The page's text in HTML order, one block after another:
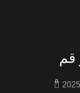
قم
0